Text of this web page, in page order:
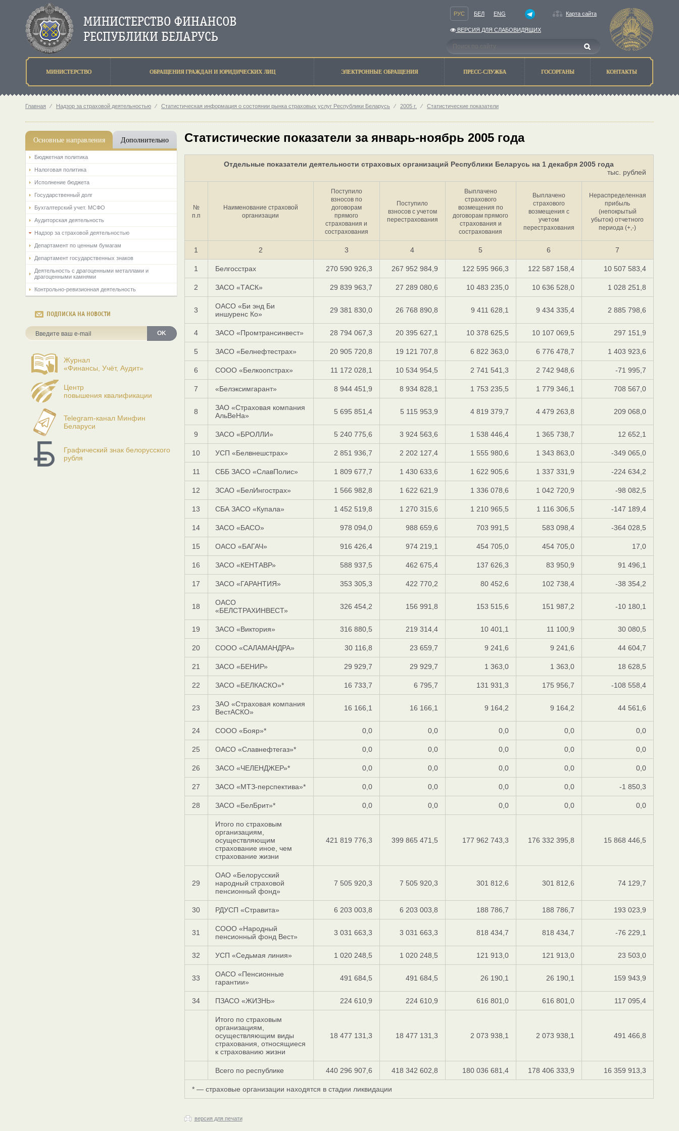
РУС БЕЛ ENG Карта сайта
ВЕРСИЯ ДЛЯ СЛАБОВИДЯЩИХ
МИНИСТЕРСТВО ОБРАЩЕНИЯ ГРАЖДАН И ЮРИДИЧЕСКИХ ЛИЦ ЭЛЕКТРОННЫЕ ОБРАЩЕНИЯ ПРЕСС-СЛУЖБА ГОСОРГАНЫ КОНТАКТЫ
Главная ⁄ Надзор за страховой деятельностью ⁄ Статистическая информация о состоянии рынка страховых услуг Республики Беларусь ⁄ 2005 г. ⁄ Статистические показатели
Основные направления Дополнительно
Бюджетная политика
Налоговая политика
Исполнение бюджета
Государственный долг
Бухгалтерский учет. МСФО
Аудиторская деятельность
Надзор за страховой деятельностью
Департамент по ценным бумагам
Департамент государственных знаков
Деятельность с драгоценными металлами и
драгоценными камнями
Контрольно-ревизионная деятельность
ПОДПИСКА НА НОВОСТИ
OK
Журнал
«Финансы, Учёт, Аудит»
Центр
повышения квалификации
Telegram-канал Минфин
Беларуси
Графический знак белорусского
рубля
Статистические показатели за январь-ноябрь 2005 года
Отдельные показатели деятельности страховых организаций Республики Беларусь на 1 декабря 2005 года
тыс. рублей
№
п.п
Наименование страховой
организации
Поступило
взносов по
договорам
прямого
страхования и
сострахования
Поступило
взносов с учетом
перестрахования
Выплачено
страхового
возмещения по
договорам прямого
страхования и
сострахования
Выплачено
страхового
возмещения с
учетом
перестрахования
Нераспределенная
прибыль
(непокрытый
убыток) отчетного
периода (+,-)
1 2 3 4 5 6 7
1 Белгосстрах 270 590 926,3 267 952 984,9 122 595 966,3 122 587 158,4 10 507 583,4
2 ЗАСО «ТАСК» 29 839 963,7 27 289 080,6 10 483 235,0 10 636 528,0 1 028 251,8
3
ОАСО «Би энд Би
иншуренс Ко»
29 381 830,0 26 768 890,8 9 411 628,1 9 434 335,4 2 885 798,6
4 ЗАСО «Промтрансинвест» 28 794 067,3 20 395 627,1 10 378 625,5 10 107 069,5 297 151,9
5 ЗАСО «Белнефтестрах» 20 905 720,8 19 121 707,8 6 822 363,0 6 776 478,7 1 403 923,6
6 СООО «Белкоопстрах» 11 172 028,1 10 534 954,5 2 741 541,3 2 742 948,6 -71 995,7
7 «Белэксимгарант» 8 944 451,9 8 934 828,1 1 753 235,5 1 779 346,1 708 567,0
8
ЗАО «Страховая компания
АльВеНа»
5 695 851,4 5 115 953,9 4 819 379,7 4 479 263,8 209 068,0
9 ЗАСО «БРОЛЛИ» 5 240 775,6 3 924 563,6 1 538 446,4 1 365 738,7 12 652,1
10 УСП «Белвнешстрах» 2 851 936,7 2 202 127,4 1 555 980,6 1 343 863,0 -349 065,0
11 СББ ЗАСО «СлавПолис» 1 809 677,7 1 430 633,6 1 622 905,6 1 337 331,9 -224 634,2
12 ЗСАО «БелИнгострах» 1 566 982,8 1 622 621,9 1 336 078,6 1 042 720,9 -98 082,5
13 СБА ЗАСО «Купала» 1 452 519,8 1 270 315,6 1 210 965,5 1 116 306,5 -147 189,4
14 ЗАСО «БАСО» 978 094,0 988 659,6 703 991,5 583 098,4 -364 028,5
15 ОАСО «БАГАЧ» 916 426,4 974 219,1 454 705,0 454 705,0 17,0
16 ЗАСО «КЕНТАВР» 588 937,5 462 675,4 137 626,3 83 950,9 91 496,1
17 ЗАСО «ГАРАНТИЯ» 353 305,3 422 770,2 80 452,6 102 738,4 -38 354,2
18
ОАСО
«БЕЛСТРАХИНВЕСТ»
326 454,2 156 991,8 153 515,6 151 987,2 -10 180,1
19 ЗАСО «Виктория» 316 880,5 219 314,4 10 401,1 11 100,9 30 080,5
20 СООО «САЛАМАНДРА» 30 116,8 23 659,7 9 241,6 9 241,6 44 604,7
21 ЗАСО «БЕНИР» 29 929,7 29 929,7 1 363,0 1 363,0 18 628,5
22 ЗАСО «БЕЛКАСКО»* 16 733,7 6 795,7 131 931,3 175 956,7 -108 558,4
23
ЗАО «Страховая компания
ВестАСКО»
16 166,1 16 166,1 9 164,2 9 164,2 44 561,6
24 СООО «Бояр»* 0,0 0,0 0,0 0,0 0,0
25 ОАСО «Славнефтегаз»* 0,0 0,0 0,0 0,0 0,0
26 ЗАСО «ЧЕЛЕНДЖЕР»* 0,0 0,0 0,0 0,0 0,0
27 ЗАСО «МТЗ-перспектива»* 0,0 0,0 0,0 0,0 -1 850,3
28 ЗАСО «БелБрит»* 0,0 0,0 0,0 0,0 0,0
Итого по страховым
организациям,
осуществляющим
страхование иное, чем
страхование жизни
421 819 776,3 399 865 471,5 177 962 743,3 176 332 395,8 15 868 446,5
29
ОАО «Белоруcский
народный страховой
пенсионный фонд»
7 505 920,3 7 505 920,3 301 812,6 301 812,6 74 129,7
30 РДУСП «Стравита» 6 203 003,8 6 203 003,8 188 786,7 188 786,7 193 023,9
31
СООО «Народный
пенсионный фонд Вест»
3 031 663,3 3 031 663,3 818 434,7 818 434,7 -76 229,1
32 УСП «Седьмая линия» 1 020 248,5 1 020 248,5 121 913,0 121 913,0 23 503,0
33
ОАСО «Пенсионные
гарантии»
491 684,5 491 684,5 26 190,1 26 190,1 159 943,9
34 ПЗАСО «ЖИЗНЬ» 224 610,9 224 610,9 616 801,0 616 801,0 117 095,4
Итого по страховым
организациям,
осуществляющим виды
страхования, относящиеся
к страхованию жизни
18 477 131,3 18 477 131,3 2 073 938,1 2 073 938,1 491 466,8
Всего по республике 440 296 907,6 418 342 602,8 180 036 681,4 178 406 333,9 16 359 913,3
* — страховые организации находятся в стадии ликвидации
версия для печати